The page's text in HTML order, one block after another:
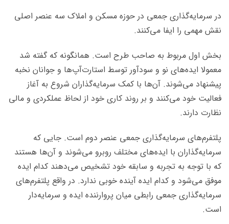
در سرمایه‌گذاری جمعی در حوزه مسکن و املاک سه عنصر اصلی
نقش مهمی را ایفا می‌کنند.
بخش اول مربوط به صاحب طرح است. همانگونه که گفته شد
معمولا ایده‌های نو و سودآور توسط استارت‌آپ‌ها و جوانان نخبه
پیشنهاد می‌شوند. آن‌ها با کمک سرمایه‌گذاران شروع به آغاز
فعالیت خود می‌کنند و بر روند کاری خود از لحاظ عملکردی و مالی
نظارت دارند.
پلتفرم‌های سرمایه‌گذاری جمعی عنصر دوم است. جایی که
سرمایه‌گذاران با ایده‌های مختلف روبرو می‌شوند و آن‌ها هستند
که با توجه به تجربه و سابقه خود تشخیص می‌دهند کدام ایده
موفق می‌شود و کدام ایده آینده خوبی ندارد. در واقع پلتفرم‌های
سرمایه‌گذاری جمعی رابطی میان پروارننده ایده و سرمایه‌دار
است.